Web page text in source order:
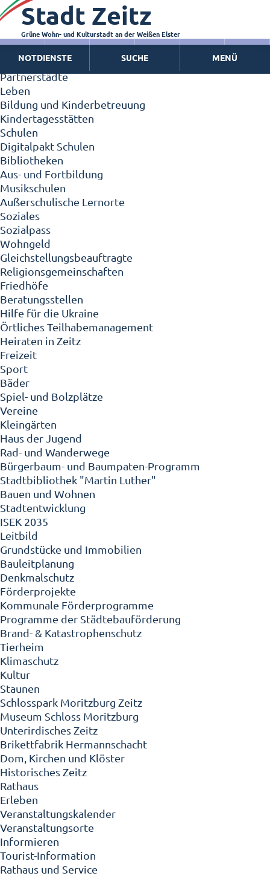
Zeitz - Die Kleinstadt
Willkommen in Zeitz!
Interview mit Oberbürgermeister Christian Thieme
Zeitz - Stadt der Zukunft
Ortschaften
Partnerstädte
Leben
Bildung und Kinderbetreuung
Kindertagesstätten
Schulen
Digitalpakt Schulen
Bibliotheken
Aus- und Fortbildung
Musikschulen
Außerschulische Lernorte
Soziales
Sozialpass
Wohngeld
Gleichstellungsbeauftragte
Religionsgemeinschaften
Friedhöfe
Beratungsstellen
Hilfe für die Ukraine
Örtliches Teilhabemanagement
Heiraten in Zeitz
Freizeit
Sport
Bäder
Spiel- und Bolzplätze
Vereine
Kleingärten
Haus der Jugend
Rad- und Wanderwege
Bürgerbaum- und Baumpaten-Programm
Stadtbibliothek "Martin Luther"
Bauen und Wohnen
Stadtentwicklung
ISEK 2035
Leitbild
Grundstücke und Immobilien
Bauleitplanung
Denkmalschutz
Förderprojekte
Kommunale Förderprogramme
Programme der Städtebauförderung
Brand- & Katastrophenschutz
Tierheim
Klimaschutz
Kultur
Staunen
Schlosspark Moritzburg Zeitz
Museum Schloss Moritzburg
Unterirdisches Zeitz
Brikettfabrik Hermannschacht
Dom, Kirchen und Klöster
Historisches Zeitz
Rathaus
Erleben
Veranstaltungskalender
Veranstaltungsorte
Informieren
Tourist-Information
Rathaus und Service
Stadt Zeitz
Grüne Wohn- und Kulturstadt an der Weißen Elster
NOTDIENSTE SUCHE MENÜ